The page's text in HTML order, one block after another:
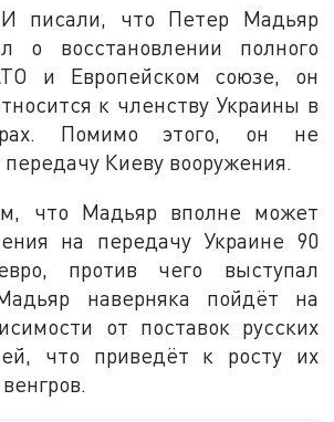
писали, что Петер Мадьяр
о восстановлении полного
и Европейском союзе, он
к членству Украины в
Помимо этого, он не
Киеву вооружения.
что Мадьяр вполне может
на передачу Украине 90
против чего выступал
наверняка пойдёт на
от поставок русских
что приведёт к росту их